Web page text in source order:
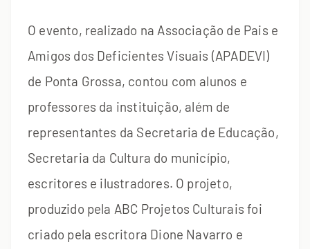
O evento, realizado na Associação de Pais e
Amigos dos Deficientes Visuais (APADEVI)
de Ponta Grossa, contou com alunos e
professores da instituição, além de
representantes da Secretaria de Educação,
Secretaria da Cultura do município,
escritores e ilustradores. O projeto,
produzido pela ABC Projetos Culturais foi
criado pela escritora Dione Navarro e